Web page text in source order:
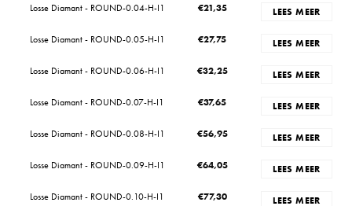
Losse Diamant - ROUND-0.04-H-I1 €21,35 LEES MEER
Losse Diamant - ROUND-0.05-H-I1 €27,75 LEES MEER
Losse Diamant - ROUND-0.06-H-I1 €32,25 LEES MEER
Losse Diamant - ROUND-0.07-H-I1 €37,65 LEES MEER
Losse Diamant - ROUND-0.08-H-I1 €56,95 LEES MEER
Losse Diamant - ROUND-0.09-H-I1 €64,05 LEES MEER
Losse Diamant - ROUND-0.10-H-I1 €77,30 LEES MEER